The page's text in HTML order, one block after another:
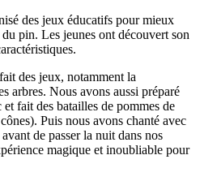
des jeux éducatifs pour mieux
pin. Les jeunes ont découvert son
des jeux, notamment la
arbres. Nous avons aussi préparé
fait des batailles de pommes de
Puis nous avons chanté avec
de passer la nuit dans nos
magique et inoubliable pour